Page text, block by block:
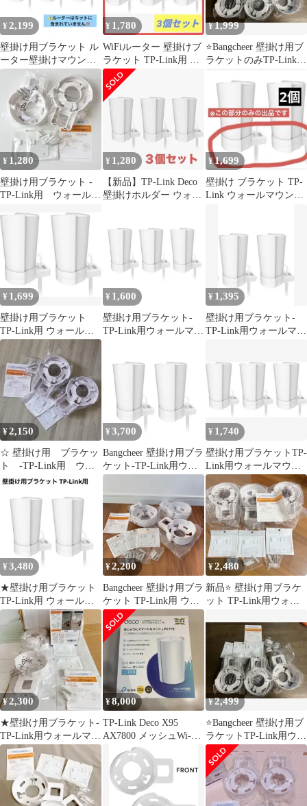
¥ 2,199
壁掛け用ブラケット ル
ーター壁掛けマウント
白色 ホワイト 3個入り
¥ 1,780
WiFiルーター 壁掛けブ
ラケット TP-Link用 ウ
ォールマウント 3個
¥1,999
⭐️Bangcheer 壁掛け用ブ
ラケットのみTP-Link用
¥ 1,280
壁掛け用ブラケット -
TP-Link用 ウォールマ
¥ 1,280
【新品】TP-Link Deco
壁掛けホルダー ウォー
¥1,699
壁掛け ブラケット TP-
Link ウォールマウント
¥ 1,699
壁掛け用ブラケット
TP-Link用 ウォールマ
ウント ルーターホルダ
ー白2個
¥ 1,600
壁掛け用ブラケット-
TP-Link用ウォールマウ
¥ 1,395
壁掛け用ブラケット-
TP-Link用ウォールマウ
¥2,150
☆ 壁掛け用 ブラケッ
ト -TP-Link用 ウォ
ールマウント
¥ 3,700
Bangcheer 壁掛け用ブラ
ケット-TP-Link用ウォ
ールマウント白２個
¥ 1,740
壁掛け用ブラケットTP-
Link用ウォールマウン
ト 3個セット
¥ 3,480
★壁掛け用ブラケット
TP-Link用 ウォールマ
ウント ホワイト 2個入
り
¥2,200
Bangcheer 壁掛け用ブラ
ケット TP-Link用 ウォ
ールマウント ３個
¥2,480
新品⭐️ 壁掛け用ブラケ
ット TP-Link用ウォー
¥2,300
★壁掛け用ブラケット-
TP-Link用ウォールマウ
ント 白色2入装
¥8,000
TP-Link Deco X95
AX7800 メッシュWi-Fi
¥2,499
⭐️Bangcheer 壁掛け用ブ
ラケットTP-Link用ウォ
ールマウント 白